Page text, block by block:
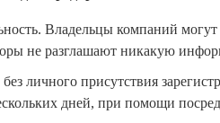
Владельцы компаний
не разглашают никакую
личного присутствия
дней, при помощи